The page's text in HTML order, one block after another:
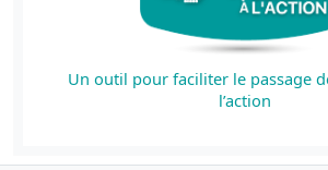
Un outil pour faciliter le passage
l’action